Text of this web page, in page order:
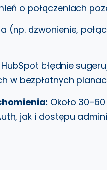
o połączeniach
(np. dzwonienie,
błędnie
w bezpłatnych
Około
jak i dostępu